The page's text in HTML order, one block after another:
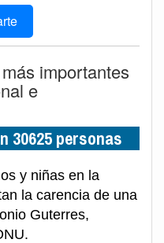
importantes
e
30625 personas
y niñas en la
la carencia de una
Guterres,